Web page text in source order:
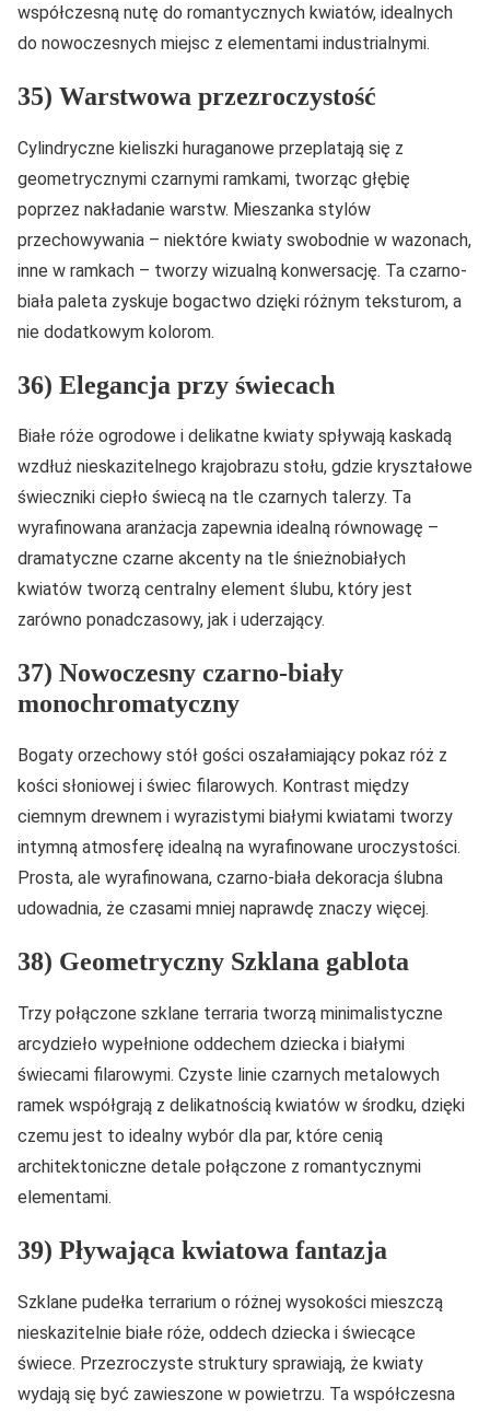
współczesną nutę do romantycznych kwiatów, idealnych
do nowoczesnych miejsc z elementami industrialnymi.
35) Warstwowa przezroczystość
Cylindryczne kieliszki huraganowe przeplatają się z
geometrycznymi czarnymi ramkami, tworząc głębię
poprzez nakładanie warstw. Mieszanka stylów
przechowywania – niektóre kwiaty swobodnie w wazonach,
inne w ramkach – tworzy wizualną konwersację. Ta czarno-
biała paleta zyskuje bogactwo dzięki różnym teksturom, a
nie dodatkowym kolorom.
36) Elegancja przy świecach
Białe róże ogrodowe i delikatne kwiaty spływają kaskadą
wzdłuż nieskazitelnego krajobrazu stołu, gdzie kryształowe
świeczniki ciepło świecą na tle czarnych talerzy. Ta
wyrafinowana aranżacja zapewnia idealną równowagę –
dramatyczne czarne akcenty na tle śnieżnobiałych
kwiatów tworzą centralny element ślubu, który jest
zarówno ponadczasowy, jak i uderzający.
37) Nowoczesny czarno-biały
monochromatyczny
Bogaty orzechowy stół gości oszałamiający pokaz róż z
kości słoniowej i świec filarowych. Kontrast między
ciemnym drewnem i wyrazistymi białymi kwiatami tworzy
intymną atmosferę idealną na wyrafinowane uroczystości.
Prosta, ale wyrafinowana, czarno-biała dekoracja ślubna
udowadnia, że czasami mniej naprawdę znaczy więcej.
38) Geometryczny Szklana gablota
Trzy połączone szklane terraria tworzą minimalistyczne
arcydzieło wypełnione oddechem dziecka i białymi
świecami filarowymi. Czyste linie czarnych metalowych
ramek współgrają z delikatnością kwiatów w środku, dzięki
czemu jest to idealny wybór dla par, które cenią
architektoniczne detale połączone z romantycznymi
elementami.
39) Pływająca kwiatowa fantazja
Szklane pudełka terrarium o różnej wysokości mieszczą
nieskazitelnie białe róże, oddech dziecka i świecące
świece. Przezroczyste struktury sprawiają, że kwiaty
wydają się być zawieszone w powietrzu. Ta współczesna